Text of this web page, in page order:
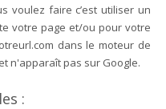
voulez faire c’est utiliser un
votre page et/ou pour votre
dans le moteur de
n'apparaît pas sur Google.
: